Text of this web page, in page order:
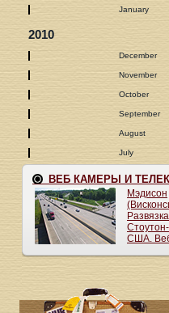
January
2010
December
November
October
September
August
July